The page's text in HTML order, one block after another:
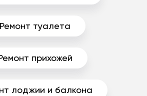
Ремонт туалета
прихожей
лоджии и балкона